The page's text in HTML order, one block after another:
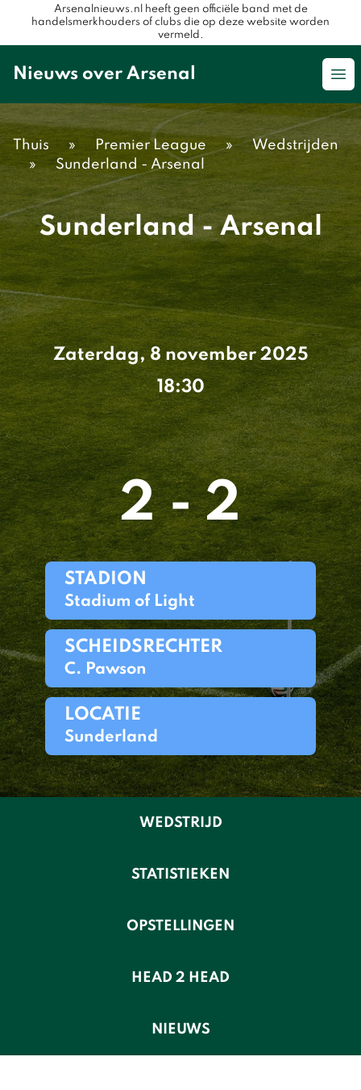
Arsenalnieuws.nl heeft geen officiële band met de
handelsmerkhouders of clubs die op deze website worden
vermeld.
Nieuws over Arsenal
Thuis » Premier League »
Wedstrijden
»
Sunderland - Arsenal
Sunderland - Arsenal
Zaterdag, 8 november 2025
18:30
2 - 2
STADION
Stadium of Light
SCHEIDSRECHTER
C. Pawson
LOCATIE
Sunderland
WEDSTRIJD
STATISTIEKEN
OPSTELLINGEN
HEAD 2 HEAD
NIEUWS